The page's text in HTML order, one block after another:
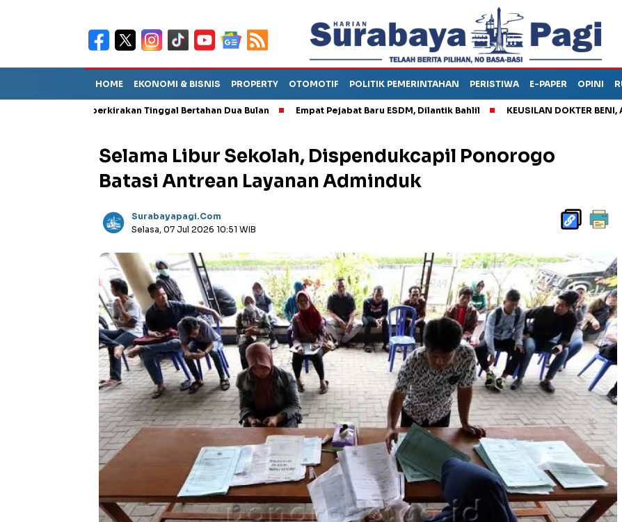
HOME EKONOMI & BISNIS PROPERTY OTOMOTIF POLITIK PEMERINTAHAN PERISTIWA E-PAPER OPINI
TPA Diperkirakan Tinggal Bertahan Dua Bulan Empat Pejabat Baru ESDM, Dilantik Bahlil KEUSILAN DOKTER BENI,
Selama Libur Sekolah, Dispendukcapil Ponorogo
Batasi Antrean Layanan Adminduk
Surabayapagi.com
Selasa, 07 Jul 2026 10:51 WIB